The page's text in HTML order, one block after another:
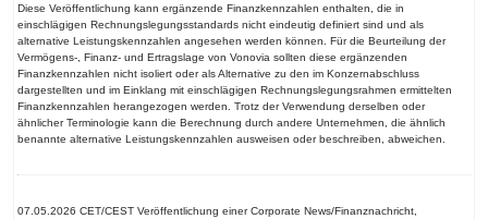
Diese Veröffentlichung kann ergänzende Finanzkennzahlen enthalten, die in
einschlägigen Rechnungslegungsstandards nicht eindeutig definiert sind und als
alternative Leistungskennzahlen angesehen werden können. Für die Beurteilung der
Vermögens-, Finanz- und Ertragslage von Vonovia sollten diese ergänzenden
Finanzkennzahlen nicht isoliert oder als Alternative zu den im Konzernabschluss
dargestellten und im Einklang mit einschlägigen Rechnungslegungsrahmen ermittelten
Finanzkennzahlen herangezogen werden. Trotz der Verwendung derselben oder
ähnlicher Terminologie kann die Berechnung durch andere Unternehmen, die ähnlich
benannte alternative Leistungskennzahlen ausweisen oder beschreiben, abweichen.
07.05.2026 CET/CEST Veröffentlichung einer Corporate News/Finanznachricht,